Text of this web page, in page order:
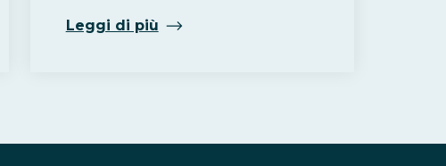
Leggi di più